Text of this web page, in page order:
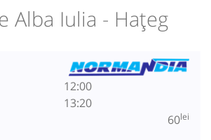
Alba Iulia - Hațeg
12:00
13:20
60lei